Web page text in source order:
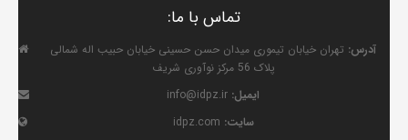
تماس با ما:
آدرس: تهران خیابان تیموری میدان حسن حسینی خیابان حبیب اله شمالی
پلاک 56 مرکز نوآوری شریف
ایمیل: info@idpz.ir
سایت: idpz.com